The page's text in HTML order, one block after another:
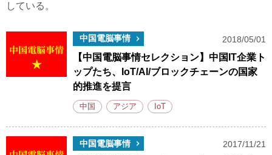
している。
中国電脳事情 2018/05/01
【中国電脳事情セレクション】中国IT企業ト
ップたち、IoT/AI/ブロックチェーンの国家
的推進を提言
中国 アジア IoT
中国電脳事情 2017/11/21